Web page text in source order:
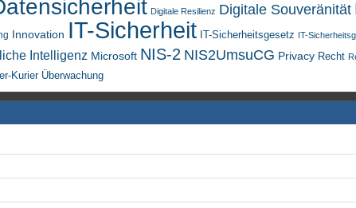
Digitale Resilienz Digitale Souveränität
Innovation IT-Sicherheit IT-Sicherheitsgesetz IT-
Intelligenz Microsoft NIS-2 NIS2UmsuCG Privacy Recht
Kurier Überwachung